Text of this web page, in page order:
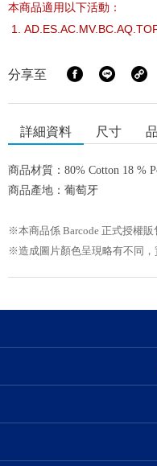
本商品適用以下活動：
分享至
詳細資料 尺寸
商品材質：80% Cotton 18 %
商品產地：葡萄牙
※本商品係 Barcode 正式授權販
※造成圖片顏色呈現略有不同，